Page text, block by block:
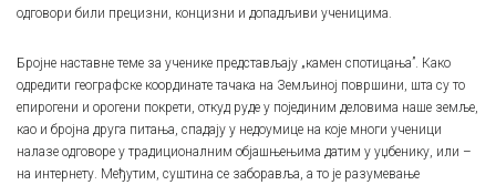
одговори били прецизни, концизни и допадљиви ученицима.
Бројне наставне теме за ученике представљају „камен спотицања”. Како
одредити географске координате тачака на Земљиној површини, шта су то
епирогени и орогени покрети, откуд руде у појединим деловима наше земље,
као и бројна друга питања, спадају у недоумице на које многи ученици
налазе одговоре у традиционалним објашњењима датим у уџбенику, или –
на интернету. Међутим, суштина се заборавља, а то је разумевање